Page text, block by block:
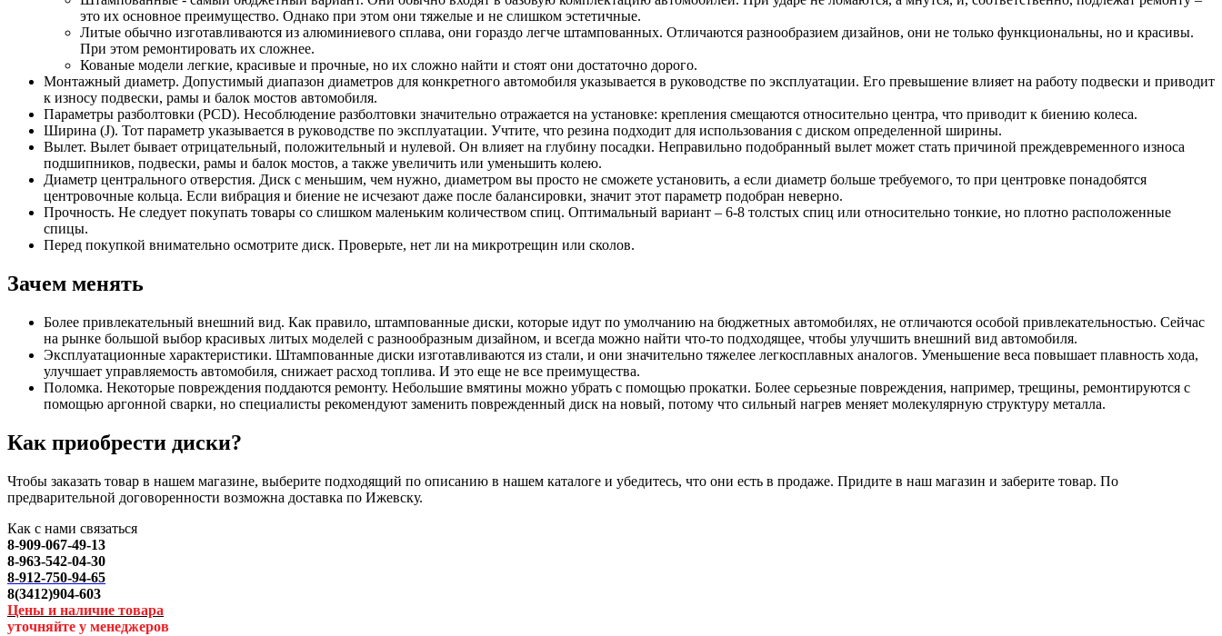
это их основное преимущество. Однако при этом они тяжелые и не слишком эстетичные.
Литые обычно изготавливаются из алюминиевого сплава, они гораздо легче штампованных. Отличаются разнообразием дизайнов, они не только функциональны, но и красивы.
При этом ремонтировать их сложнее.
Кованые модели легкие, красивые и прочные, но их сложно найти и стоят они достаточно дорого.
Монтажный диаметр. Допустимый диапазон диаметров для конкретного автомобиля указывается в руководстве по эксплуатации. Его превышение влияет на работу подвески и приводит
к износу подвески, рамы и балок мостов автомобиля.
Параметры разболтовки (PCD). Несоблюдение разболтовки значительно отражается на установке: крепления смещаются относительно центра, что приводит к биению колеса.
Ширина (J). Тот параметр указывается в руководстве по эксплуатации. Учтите, что резина подходит для использования с диском определенной ширины.
Вылет. Вылет бывает отрицательный, положительный и нулевой. Он влияет на глубину посадки. Неправильно подобранный вылет может стать причиной преждевременного износа
подшипников, подвески, рамы и балок мостов, а также увеличить или уменьшить колею.
Диаметр центрального отверстия. Диск с меньшим, чем нужно, диаметром вы просто не сможете установить, а если диаметр больше требуемого, то при центровке понадобятся
центровочные кольца. Если вибрация и биение не исчезают даже после балансировки, значит этот параметр подобран неверно.
Прочность. Не следует покупать товары со слишком маленьким количеством спиц. Оптимальный вариант – 6-8 толстых спиц или относительно тонкие, но плотно расположенные
спицы.
Перед покупкой внимательно осмотрите диск. Проверьте, нет ли на микротрещин или сколов.
Зачем менять
Более привлекательный внешний вид. Как правило, штампованные диски, которые идут по умолчанию на бюджетных автомобилях, не отличаются особой привлекательностью. Сейчас
на рынке большой выбор красивых литых моделей с разнообразным дизайном, и всегда можно найти что-то подходящее, чтобы улучшить внешний вид автомобиля.
Эксплуатационные характеристики. Штампованные диски изготавливаются из стали, и они значительно тяжелее легкосплавных аналогов. Уменьшение веса повышает плавность хода,
улучшает управляемость автомобиля, снижает расход топлива. И это еще не все преимущества.
Поломка. Некоторые повреждения поддаются ремонту. Небольшие вмятины можно убрать с помощью прокатки. Более серьезные повреждения, например, трещины, ремонтируются с
помощью аргонной сварки, но специалисты рекомендуют заменить поврежденный диск на новый, потому что сильный нагрев меняет молекулярную структуру металла.
Как приобрести диски?
Чтобы заказать товар в нашем магазине, выберите подходящий по описанию в нашем каталоге и убедитесь, что они есть в продаже. Придите в наш магазин и заберите товар. По
предварительной договоренности возможна доставка по Ижевску.
Как с нами связаться
8-909-067-49-13
8-963-542-04-30
8-912-750-94-65
8(3412)904-603
Цены и наличие товара
уточняйте у менеджеров